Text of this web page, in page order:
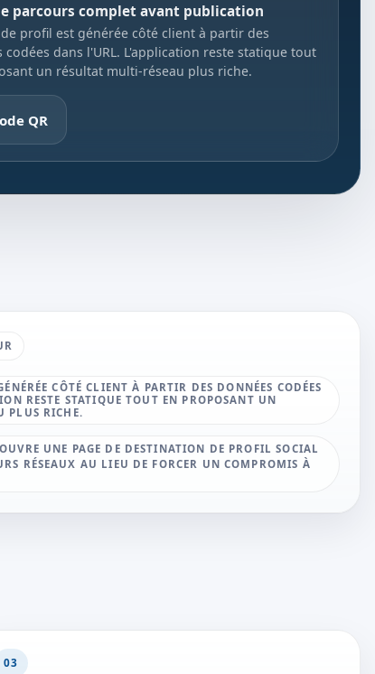
parcours complet avant publication
de profil est générée côté client à partir des
codées dans l'URL. L'application reste statique tout
un résultat multi-réseau plus riche.
QR
CÔTÉ CLIENT À PARTIR DES DONNÉES CODÉES
RESTE STATIQUE TOUT EN PROPOSANT UN
PLUS RICHE.
UNE PAGE DE DESTINATION DE PROFIL SOCIAL
RÉSEAUX AU LIEU DE FORCER UN COMPROMIS À
03